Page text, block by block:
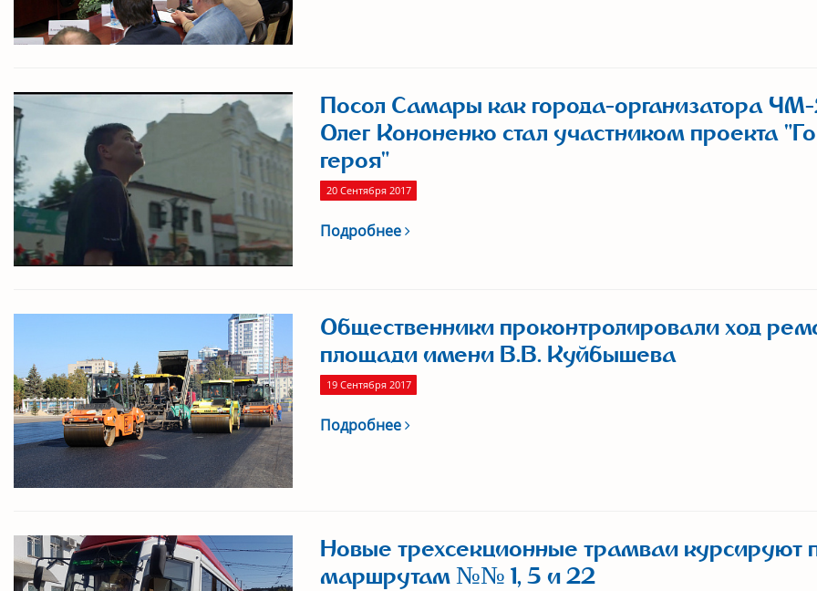
Посол Самары как города-организатора
Олег Кононенко стал участником проекта
героя"
20 Сентября 2017
Подробнее
Общественники проконтролировали ход
площади имени В.В. Куйбышева
19 Сентября 2017
Подробнее
Новые трехсекционные трамваи курсируют
маршрутам №№ 1, 5 и 22